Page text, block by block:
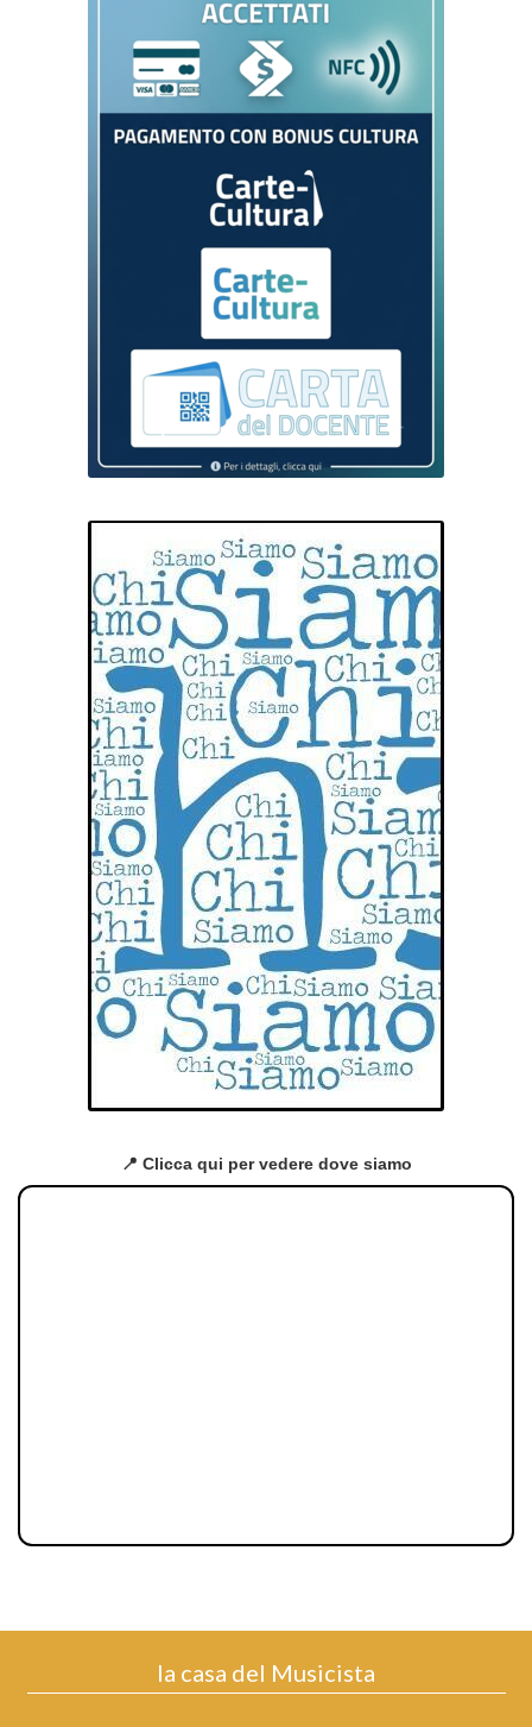
📍 Clicca qui per vedere dove siamo
la casa del Musicista